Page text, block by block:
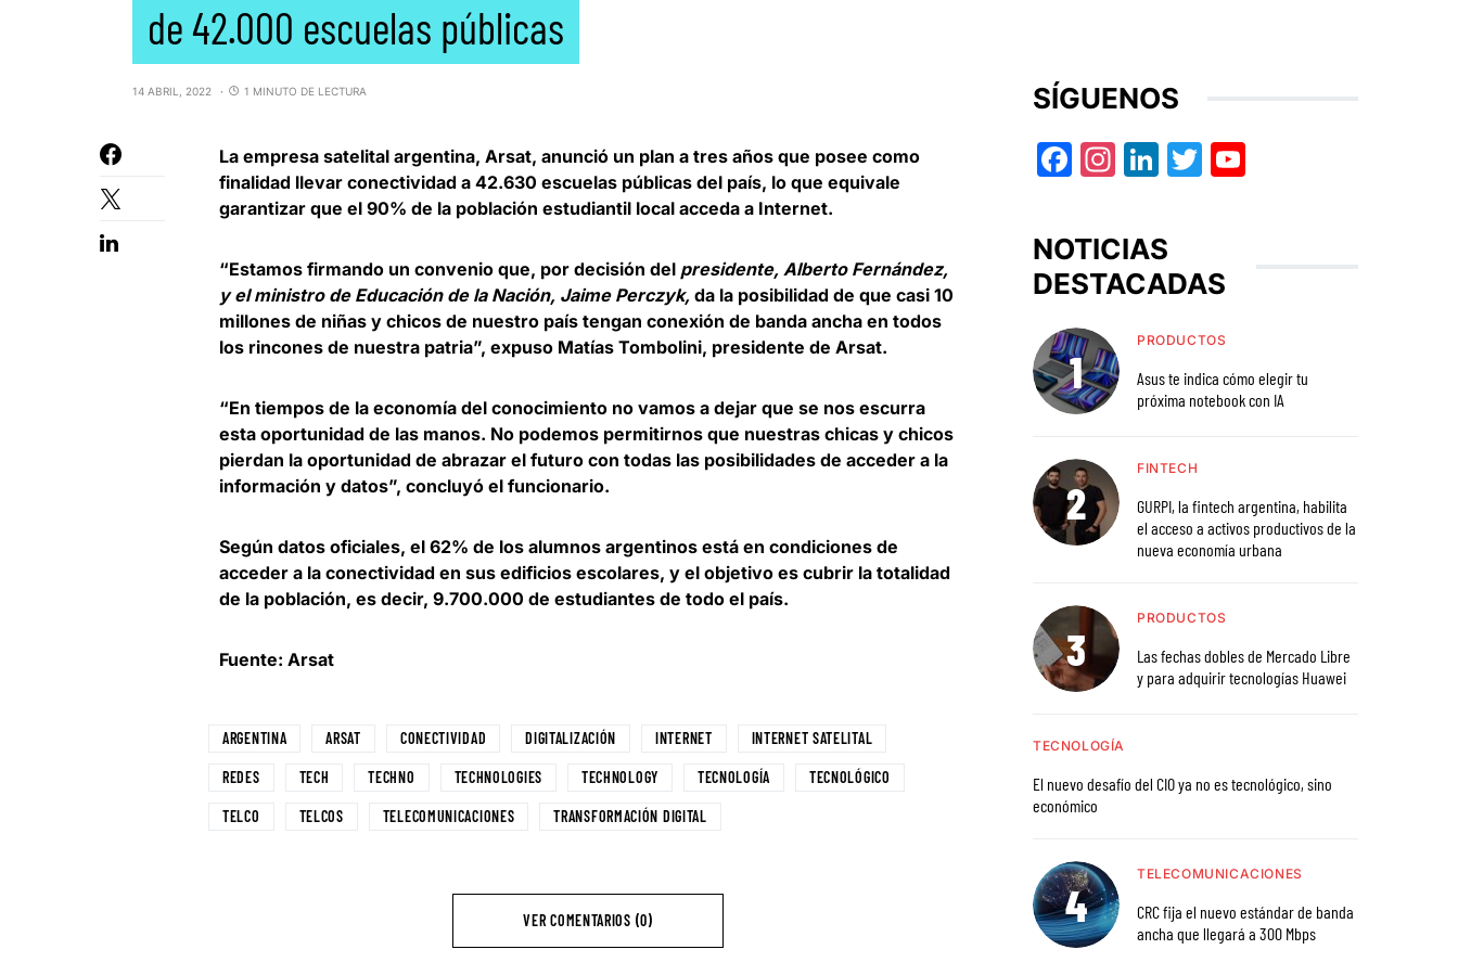
de 42.000 escuelas públicas
14 ABRIL, 2022 1 MINUTO DE LECTURA
La empresa satelital argentina, Arsat, anunció un plan a tres años que posee como
finalidad llevar conectividad a 42.630 escuelas públicas del país, lo que equivale
garantizar que el 90% de la población estudiantil local acceda a Internet.
“Estamos firmando un convenio que, por decisión del presidente, Alberto Fernández,
y el ministro de Educación de la Nación, Jaime Perczyk, da la posibilidad de que casi 10
millones de niñas y chicos de nuestro país tengan conexión de banda ancha en todos
los rincones de nuestra patria”, expuso Matías Tombolini, presidente de Arsat.
“En tiempos de la economía del conocimiento no vamos a dejar que se nos escurra
esta oportunidad de las manos. No podemos permitirnos que nuestras chicas y chicos
pierdan la oportunidad de abrazar el futuro con todas las posibilidades de acceder a la
información y datos”, concluyó el funcionario.
Según datos oficiales, el 62% de los alumnos argentinos está en condiciones de
acceder a la conectividad en sus edificios escolares, y el objetivo es cubrir la totalidad
de la población, es decir, 9.700.000 de estudiantes de todo el país.
Fuente: Arsat
ARGENTINA ARSAT CONECTIVIDAD DIGITALIZACIÓN INTERNET INTERNET SATELITAL
REDES TECH TECHNO TECHNOLOGIES TECHNOLOGY TECNOLOGÍA TECNOLÓGICO
TELCO TELCOS TELECOMUNICACIONES TRANSFORMACIÓN DIGITAL
VER COMENTARIOS (0)
SÍGUENOS
Facebook
Instagram
LinkedIn
Twitter
NOTICIAS
DESTACADAS
PRODUCTOS
Asus te indica cómo elegir tu
próxima notebook con IA
FINTECH
GURPI, la fintech argentina, habilita
el acceso a activos productivos de la
nueva economía urbana
PRODUCTOS
Las fechas dobles de Mercado Libre
y para adquirir tecnologías Huawei
TECNOLOGÍA
El nuevo desafío del CIO ya no es tecnológico, sino
económico
TELECOMUNICACIONES
CRC fija el nuevo estándar de banda
ancha que llegará a 300 Mbps